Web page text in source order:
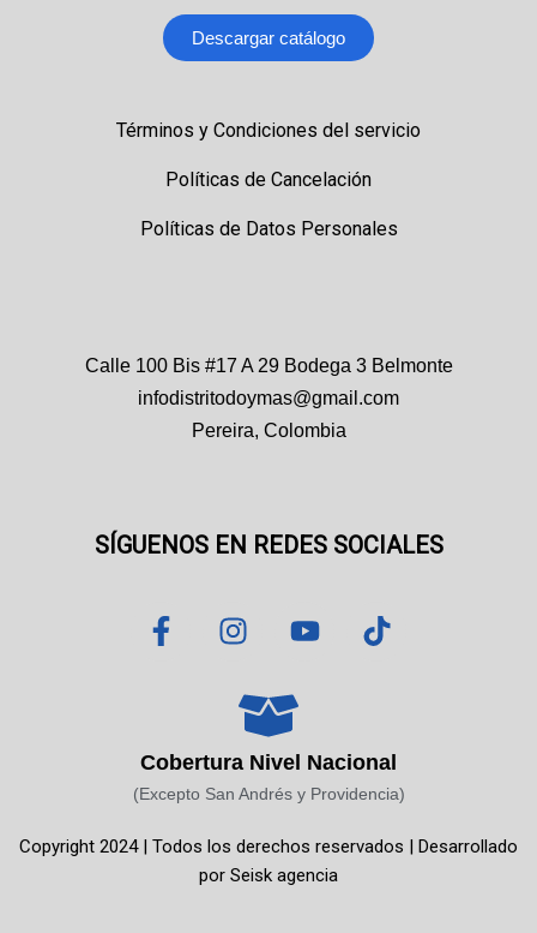
Descargar catálogo
Términos y Condiciones del servicio
Políticas de Cancelación
Políticas de Datos Personales
Calle 100 Bis #17 A 29 Bodega 3 Belmonte
infodistritodoymas@gmail.com
Pereira, Colombia
SÍGUENOS EN REDES SOCIALES
F
a
o
o
-
I
n
t
a
g
r
m
Y
o
b
e
T
i
k
Cobertura Nivel Nacional
(Excepto San Andrés y Providencia)
Copyright 2024 | Todos los derechos reservados | Desarrollado
por Seisk agencia